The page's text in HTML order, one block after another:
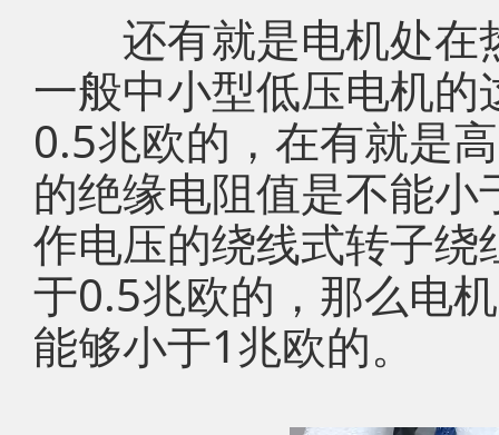
还有就是电机处在
一般中小型低压电机
0.5兆欧的，在有就是
的绝缘电阻值是不能
作电压的绕线式转子
于0.5兆欧的，那么电
能够小于1兆欧的。